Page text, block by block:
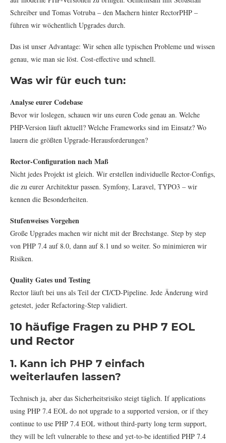
Schreiber und Tomas Votruba – den Machern hinter RectorPHP –
führen wir wöchentlich Upgrades durch.
Das ist unser Advantage: Wir sehen alle typischen Probleme und wissen
genau, wie man sie löst. Cost-effective und schnell.
Was wir für euch tun:
Analyse eurer Codebase
Bevor wir loslegen, schauen wir uns euren Code genau an. Welche
PHP-Version läuft aktuell? Welche Frameworks sind im Einsatz? Wo
lauern die größten Upgrade-Herausforderungen?
Rector-Configuration nach Maß
Nicht jedes Projekt ist gleich. Wir erstellen individuelle Rector-Configs,
die zu eurer Architektur passen. Symfony, Laravel, TYPO3 – wir
kennen die Besonderheiten.
Stufenweises Vorgehen
Große Upgrades machen wir nicht mit der Brechstange. Step by step
von PHP 7.4 auf 8.0, dann auf 8.1 und so weiter. So minimieren wir
Risiken.
Quality Gates und Testing
Rector läuft bei uns als Teil der CI/CD-Pipeline. Jede Änderung wird
getestet, jeder Refactoring-Step validiert.
10 häufige Fragen zu PHP 7 EOL
und Rector
1. Kann ich PHP 7 einfach
weiterlaufen lassen?
Technisch ja, aber das Sicherheitsrisiko steigt täglich. If applications
using PHP 7.4 EOL do not upgrade to a supported version, or if they
continue to use PHP 7.4 EOL without third-party long term support,
they will be left vulnerable to these and yet-to-be identified PHP 7.4